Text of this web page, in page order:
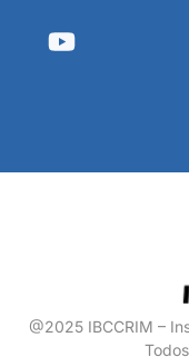
@2025 IBCCRIM –